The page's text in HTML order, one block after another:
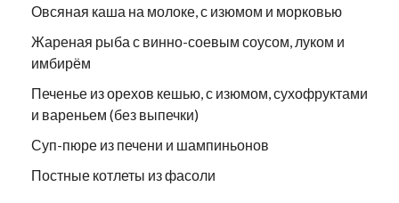
Овсяная каша на молоке, с изюмом и морковью
Жареная рыба с винно-соевым соусом, луком и
имбирём
Печенье из орехов кешью, с изюмом, сухофруктами
и вареньем (без выпечки)
Суп-пюре из печени и шампиньонов
Постные котлеты из фасоли